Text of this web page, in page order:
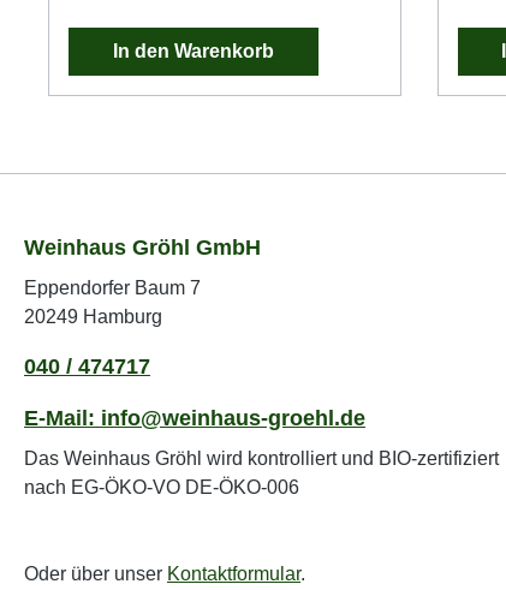
In den Warenkorb
Weinhaus Gröhl GmbH
Eppendorfer Baum 7
20249 Hamburg
040 / 474717
E-Mail: info@weinhaus-groehl.de
Das Weinhaus Gröhl wird kontrolliert und BIO-zertifiziert
nach EG-ÖKO-VO DE-ÖKO-006
Oder über unser Kontaktformular.